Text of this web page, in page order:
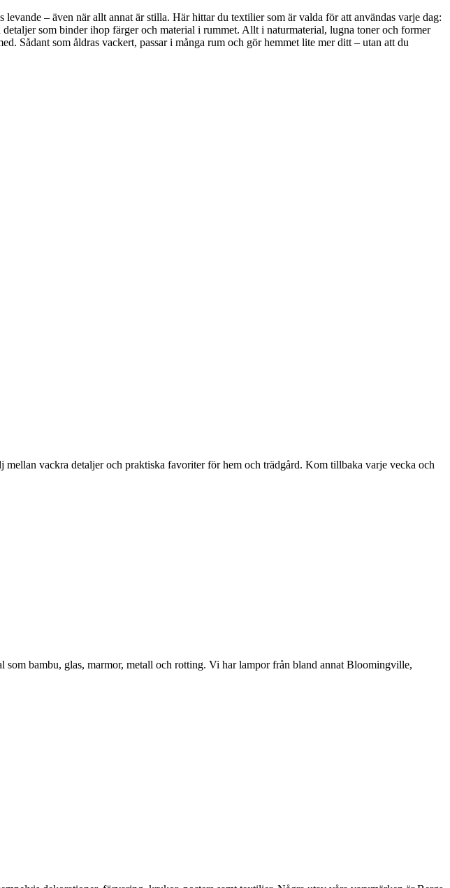
– även när allt annat är stilla. Här hittar du textilier som är valda för att användas varje dag:
som binder ihop färger och material i rummet. Allt i naturmaterial, lugna toner och former
Sådant som åldras vackert, passar i många rum och gör hemmet lite mer ditt – utan att du
vackra detaljer och praktiska favoriter för hem och trädgård. Kom tillbaka varje vecka och
bambu, glas, marmor, metall och rotting. Vi har lampor från bland annat Bloomingville,